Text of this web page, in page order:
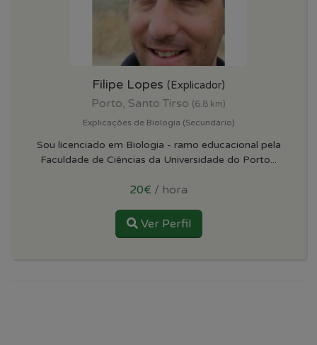
Filipe Lopes (Explicador)
Porto, Santo Tirso (6.8 km)
Explicações de Biologia (Secundário)
Sou licenciado em Biologia - ramo educacional pela
Faculdade de Ciências da Universidade do Porto...
20€ / hora
Ver Perfil